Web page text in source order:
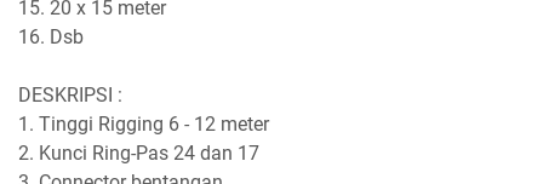
15. 20 x 15 meter
16. Dsb
DESKRIPSI :
1. Tinggi Rigging 6 - 12 meter
2. Kunci Ring-Pas 24 dan 17